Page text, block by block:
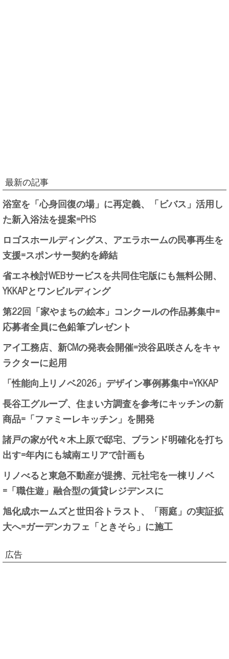
最新の記事
浴室を「心身回復の場」に再定義、「ビバス」活用し
た新入浴法を提案=PHS
ロゴスホールディングス、アエラホームの民事再生を
支援=スポンサー契約を締結
省エネ検討WEBサービスを共同住宅版にも無料公開、
YKKAPとワンビルディング
第22回「家やまちの絵本」コンクールの作品募集中=
応募者全員に色鉛筆プレゼント
アイ工務店、新CMの発表会開催=渋谷凪咲さんをキャ
ラクターに起用
「性能向上リノベ2026」デザイン事例募集中=YKKAP
長谷工グループ、住まい方調査を参考にキッチンの新
商品=「ファミーレキッチン」を開発
諸戸の家が代々木上原で邸宅、ブランド明確化を打ち
出す=年内にも城南エリアで計画も
リノべると東急不動産が提携、元社宅を一棟リノベ
=「職住遊」融合型の賃貸レジデンスに
旭化成ホームズと世田谷トラスト、「雨庭」の実証拡
大へ=ガーデンカフェ「ときそら」に施工
広告